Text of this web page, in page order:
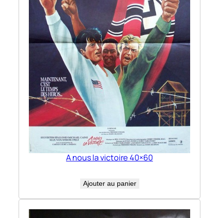
A nous la victoire 40×60
Ajouter au panier